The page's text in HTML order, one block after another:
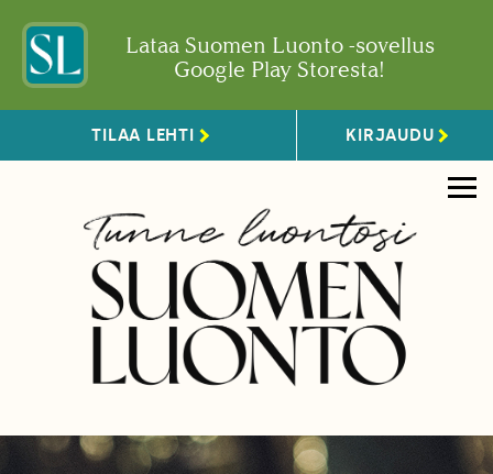
Lataa Suomen Luonto -sovellus
Google Play Storesta!
TILAA LEHTI KIRJAUDU